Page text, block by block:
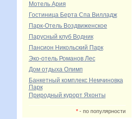
Мотель Ария
Гостиница Берта Спа Вилладж
Парк-Отель Воздвиженское
Парусный клуб Водник
Пансион Никольский Парк
Эко-отель Романов Лес
Дом отдыха Олимп
Банкетный комплекс Немчиновка
Парк
Природный курорт Яхонты
*- по популярности